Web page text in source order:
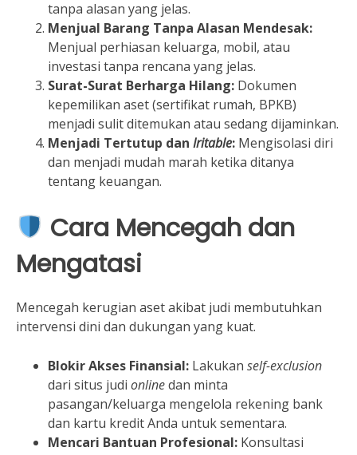
tanpa alasan yang jelas.
Menjual Barang Tanpa Alasan Mendesak:
Menjual perhiasan keluarga, mobil, atau
investasi tanpa rencana yang jelas.
Surat-Surat Berharga Hilang: Dokumen
kepemilikan aset (sertifikat rumah, BPKB)
menjadi sulit ditemukan atau sedang dijaminkan.
Menjadi Tertutup dan Iritable: Mengisolasi diri
dan menjadi mudah marah ketika ditanya
tentang keuangan.
Cara Mencegah dan
Mengatasi
Mencegah kerugian aset akibat judi membutuhkan
intervensi dini dan dukungan yang kuat.
Blokir Akses Finansial: Lakukan self-exclusion
dari situs judi onlinedan minta
pasangan/keluarga mengelola rekening bank
dan kartu kredit Anda untuk sementara.
Mencari Bantuan Profesional: Konsultasi